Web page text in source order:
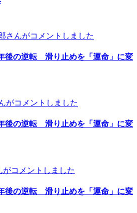
さんがコメントしました
後の逆転 滑り止めを「運命」に変
がコメントしました
後の逆転 滑り止めを「運命」に変
がコメントしました
後の逆転 滑り止めを「運命」に変